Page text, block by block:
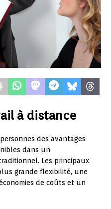
à distance
des avantages
dans un
Les principaux
grande flexibilité, une
de coûts et un